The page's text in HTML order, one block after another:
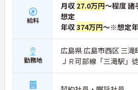
給料
月収 27.0万円～程度 諸
想定
年収374万円～※想定
勤務地
広島県 広島市西区 三滝
ＪＲ可部線「三滝駅」